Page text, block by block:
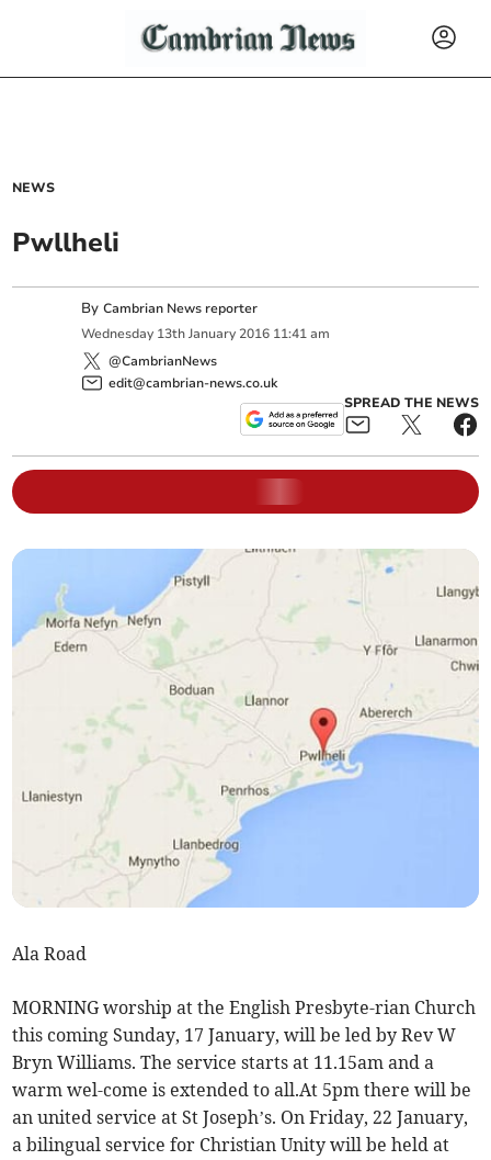
NEWS
Pwllheli
ByCambrian News reporter
Wednesday 13th January 2016 11:41 am
@CambrianNews
edit@cambrian-news.co.uk
SPREAD THE NEWS
Ala Road
MORNING worship at the English Presbyte-rian Church
this coming Sunday, 17 January, will be led by Rev W
Bryn Williams. The service starts at 11.15am and a
warm wel-come is extended to all.At 5pm there will be
an united service at St Joseph’s. On Friday, 22 January,
a bilingual service for Christian Unity will be held at